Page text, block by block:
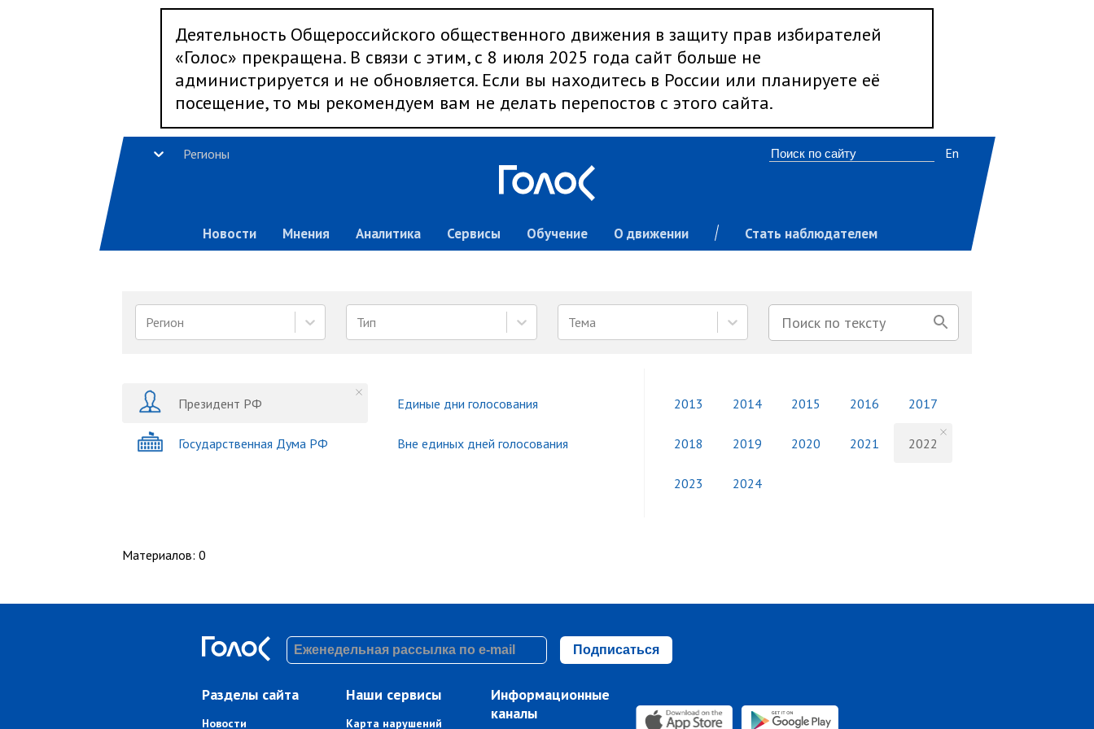
Деятельность Общероссийского общественного движения в защиту прав избирателей
«Голос» прекращена. В связи с этим, с 8 июля 2025 года сайт больше не
администрируется и не обновляется. Если вы находитесь в России или планируете её
посещение, то мы рекомендуем вам не делать перепостов с этого сайта.
Регионы
Новости Мнения Аналитика Сервисы Обучение О движении Стать наблюдателем
En
Регион Тип Тема
Президент РФ
Государственная Дума РФ
Единые дни голосования
Вне единых дней голосования
2013 2014 2015 2016 2017
2018 2019 2020 2021 2022
2023 2024
Материалов: 0
Подписаться
Разделы сайта
Новости
Наши сервисы
Карта нарушений
Информационные
каналы